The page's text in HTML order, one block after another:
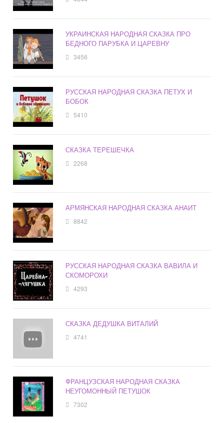
УКРАИНСКАЯ НАРОДНАЯ СКАЗКА ПРО
БЕДНОГО ПАРУБКА И ЦАРЕВНУ
3456
РУССКАЯ НАРОДНАЯ СКАЗКА ПЕТУХ И
БОБОК
5410
СКАЗКА ТЕРЕШЕЧКА
2268
АРМЯНСКАЯ НАРОДНАЯ СКАЗКА АНАИТ
8842
РУССКАЯ НАРОДНАЯ СКАЗКА ВАВИЛА И
СКОМОРОХИ
4293
СКАЗКА ДЕДУШКА ВИТАЛИЙ
4741
ФРАНЦУЗСКАЯ НАРОДНАЯ СКАЗКА
НЕУГОМОННЫЙ ПЕТУШОК
7302